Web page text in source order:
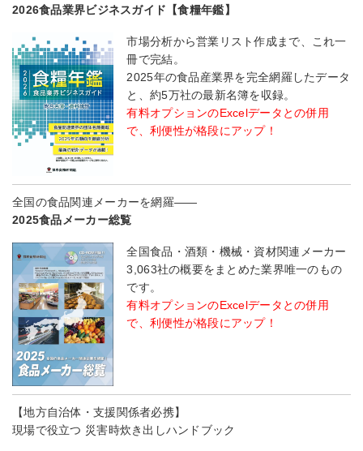
2026食品業界ビジネスガイド【食糧年鑑】
市場分析から営業リスト作成まで、これ一
冊で完結。
2025年の食品産業界を完全網羅したデータ
と、約5万社の最新名簿を収録。
有料オプションのExcelデータとの併用
で、利便性が格段にアップ！
全国の食品関連メーカーを網羅――
2025食品メーカー総覧
全国食品・酒類・機械・資材関連メーカー
3,063社の概要をまとめた業界唯一のもの
です。
有料オプションのExcelデータとの併用
で、利便性が格段にアップ！
【地方自治体・支援関係者必携】
現場で役立つ 災害時炊き出しハンドブック